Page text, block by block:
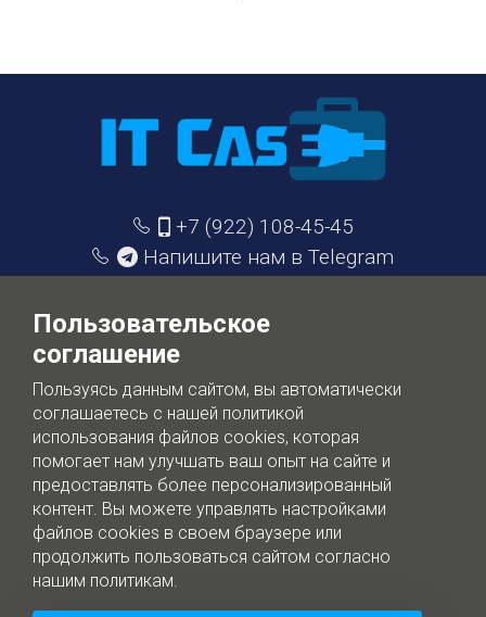
+7 (922) 108-45-45
Напишите нам в Telegram
Цифровизация бизнеса - без лишней воды
Обработка персональных данных
Пользовательское
соглашение
Пользуясь данным сайтом, вы автоматически
соглашаетесь с нашей политикой
использования файлов cookies, которая
помогает нам улучшать ваш опыт на сайте и
предоставлять более персонализированный
контент. Вы можете управлять настройками
файлов cookies в своем браузере или
продолжить пользоваться сайтом согласно
нашим политикам.